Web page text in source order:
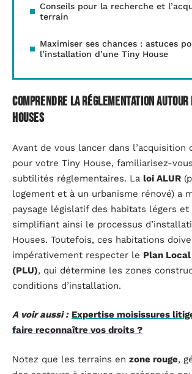
Conseils pour la recherche et
terrain
Maximiser ses chances : astuces
l’installation d’une Tiny House
Comprendre la réglementation autour
Houses
Avant de vous lancer dans l’acquisition
pour votre Tiny House, familiarisez-
subtilités réglementaires. La loi ALUR
logement et à un urbanisme rénové) a
paysage législatif des habitats légers et
simplifiant ainsi le processus
Houses. Toutefois, ces habitations
impérativement respecter le Plan Local
(PLU), qui détermine les zones
conditions d’installation.
A voir aussi : Expertise moisissures
faire reconnaître vos droits ?
Notez que les terrains en zone rouge,